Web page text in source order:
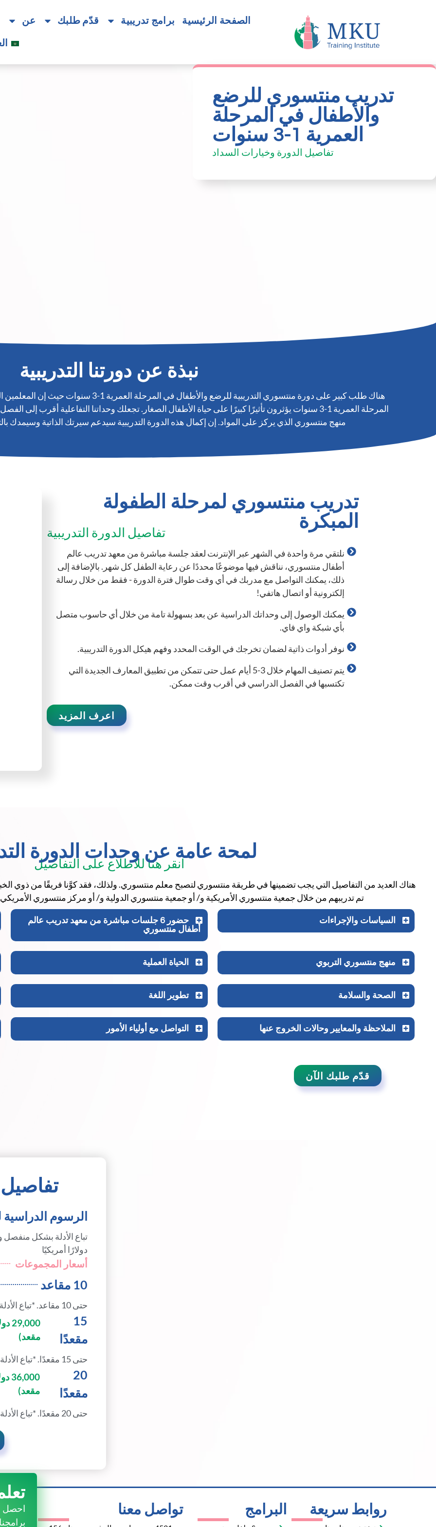
الصفحة الرئيسية برامج تدريبية قدّم طلبك عن
تدريب منتسوري للرضع
والأطفال في المرحلة
العمرية 1-3 سنوات
تفاصيل الدورة وخيارات السداد
نبذة عن دورتنا التدريبية
هناك طلب كبير على دورة منتسوري التدريبية للرضع
المرحلة العمرية 1-3 سنوات يؤثرون تأثيرًا كبيرًا على حياة الأطفال الصغار. تجعلك وحداتنا التفاعلية أقرب
منهج منتسوري الذي يركز على المواد. إن إكمال هذه الدورة التدريبية سيدعم سيرتك الذاتية وسيمدك
تدريب منتسوري لمرحلة الطفولة
المبكرة
تفاصيل الدورة التدريبية
نلتقي مرة واحدة في الشهر عبر الإنترنت لعقد جلسة مباشرة من معهد تدريب عالم
أطفال منتسوري، نناقش فيها موضوعًا محددًا عن رعاية الطفل كل شهر. بالإضافة إلى
ذلك، يمكنك التواصل مع مدربك في أي وقت طوال فترة الدورة - فقط من خلال رسالة
إلكترونية أو اتصال هاتفي!
يمكنك الوصول إلى وحداتك الدراسية عن بعد بسهولة تامة من خلال أي حاسوب متصل
بأي شبكة واي فاي.
نوفر أدوات ذاتية لضمان تخرجك في الوقت المحدد وفهم هيكل الدورة التدريبية.
يتم تصنيف المهام خلال 3-5 أيام عمل حتى تتمكن من تطبيق المعارف الجديدة التي
تكتسبها في الفصل الدراسي في أقرب وقت ممكن.
اعرف المزيد
لمحة عامة عن وحدات الدورة
انقر هنا للاطلاع على التفاصيل
هناك العديد من التفاصيل التي يجب تضمينها في طريقة منتسوري لتصبح معلم منتسوري. ولذلك، فقد كوَّنا فريقًا من ذوي
تم تدريبهم من خلال جمعية منتسوري الأمريكية و/ أو جمعية منتسوري الدولية و/ أو مركز منتسوري الأمريكي
السياسات والإجراءات
حضور 6 جلسات مباشرة من معهد تدريب عالم
أطفال منتسوري
منهج منتسوري التربوي الحياة العملية
الصحة والسلامة تطوير اللغة
الملاحظة والمعايير وحالات الخروج عنها التواصل مع أولياء الأمور
قدّم طلبك الآن
الرسوم الدراسية
دولارًا أمريكيًا
أسعار المجموعات
10 مقاعد
حتى 10 مقاعد. *تباع الأدلة بشكل منفصل
15
مقعدًا
مقعد)
حتى 15 مقعدًا. *تباع الأدلة بشكل منفصل
20
مقعدًا
مقعد)
حتى 20 مقعدًا. *تباع الأدلة بشكل منفصل
روابط سريعة البرامج تواصل معنا
احصل